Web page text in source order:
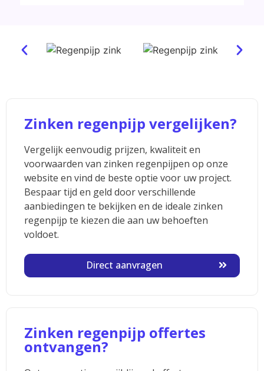
Zinken regenpijp vergelijken?
Vergelijk eenvoudig prijzen, kwaliteit en
voorwaarden van zinken regenpijpen op onze
website en vind de beste optie voor uw project.
Bespaar tijd en geld door verschillende
aanbiedingen te bekijken en de ideale zinken
regenpijp te kiezen die aan uw behoeften
voldoet.
Direct aanvragen
Zinken regenpijp offertes
ontvangen?